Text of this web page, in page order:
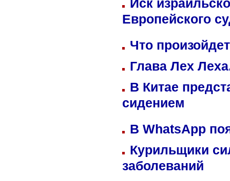
Иск
Европейского
Что
Глава Лех
В Китае
сидением
В WhatsApp
Курильщики
заболеваний